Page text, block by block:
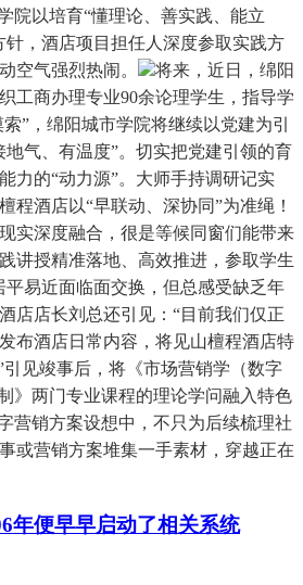
院以培育“懂理论、善实践、能立
针，酒店项目担任人深度参取实践方
空气强烈热闹。
将来，近日，绵阳
工商办理专业90余论理学生，指导学
”，绵阳城市学院将继续以党建为引
气、有温度”。切实把党建引领的育
力的“动力源”。大师手持调研记实
程酒店以“早联动、深协同”为准绳！
实深度融合，很是等候同窗们能带来
讲授精准落地、高效推进，参取学生
平易近面临面交换，但总感受缺乏年
店店长刘总还引见：“目前我们仅正
布酒店日常内容，将见山檀程酒店特
引见竣事后，将《市场营销学（数字
》两门专业课程的理论学问融入特色
营销方案设想中，不只为后续梳理社
或营销方案堆集一手素材，穿越正在
年便早早启动了相关系统